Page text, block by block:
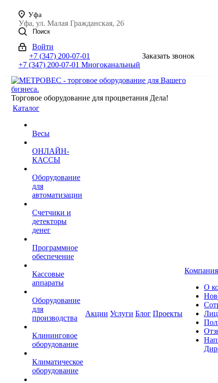
Уфа
Уфа, ул. Малая Гражданская, 26
Поиск
Войти
+7 (347) 200-07-01
+7 (347) 200-07-01 Многоканальный
Заказать звонок
Торговое оборудование для процветания Дела!
Каталог
Весы
ОНЛАЙН-
КАССЫ
Оборудование
для
автоматизации
Счетчики и
детекторы
денег
Программное
обеспечение
Кассовые
аппараты
Оборудование
для
производства
Клининговое
оборудование
Климатическое
оборудование
Акции Услуги Блог Проекты
Компания
О